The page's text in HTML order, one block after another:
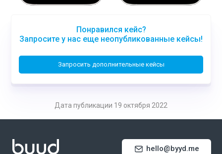
Понравился кейс?
Запросите у нас еще неопубликованные кейсы!
Запросить дополнительные кейсы
Дата публикации 19 октября 2022
hello@byyd.me